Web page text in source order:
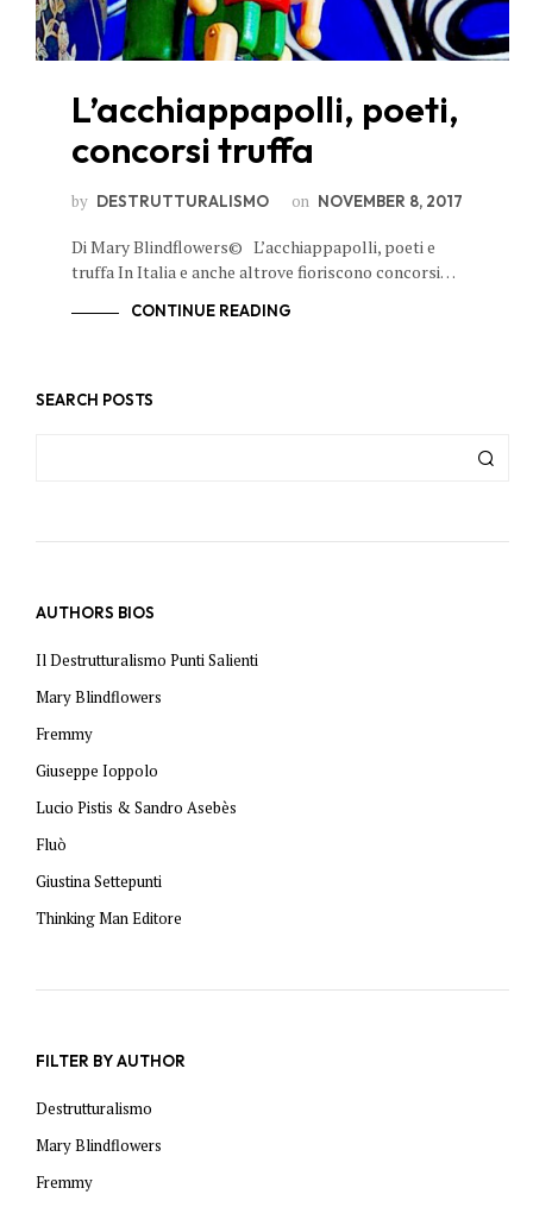
L’acchiappapolli, poeti,
concorsi truffa
by DESTRUTTURALISMO on NOVEMBER 8, 2017
Di Mary Blindflowers© L’acchiappapolli, poeti e
truffa In Italia e anche altrove fioriscono concorsi…
CONTINUE READING
SEARCH POSTS
AUTHORS BIOS
Il Destrutturalismo Punti Salienti
Mary Blindflowers
Fremmy
Giuseppe Ioppolo
Lucio Pistis & Sandro Asebès
Fluò
Giustina Settepunti
Thinking Man Editore
FILTER BY AUTHOR
Destrutturalismo
Mary Blindflowers
Fremmy